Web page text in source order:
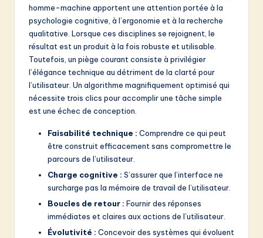
homme-machine apportent une attention portée à la
psychologie cognitive, à l’ergonomie et à la recherche
qualitative. Lorsque ces disciplines se rejoignent, le
résultat est un produit à la fois robuste et utilisable.
Toutefois, un piège courant consiste à privilégier
l’élégance technique au détriment de la clarté pour
l’utilisateur. Un algorithme magnifiquement optimisé qui
nécessite trois clics pour accomplir une tâche simple
est une échec de conception.
Faisabilité technique : Comprendre ce qui peut
être construit efficacement sans compromettre le
parcours de l’utilisateur.
Charge cognitive : S’assurer que l’interface ne
surcharge pas la mémoire de travail de l’utilisateur.
Boucles de retour : Fournir des réponses
immédiates et claires aux actions de l’utilisateur.
Évolutivité : Concevoir des systèmes qui évoluent